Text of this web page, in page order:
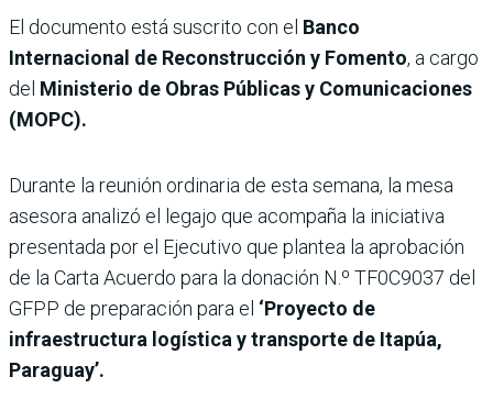
El documento está suscrito con el Banco
Internacional de Reconstrucción y Fomento, a cargo
del Ministerio de Obras Públicas y Comunicaciones
(MOPC).
Durante la reunión ordinaria de esta semana, la mesa
asesora analizó el legajo que acompaña la iniciativa
presentada por el Ejecutivo que plantea la aprobación
de la Carta Acuerdo para la donación N.º TF0C9037 del
GFPP de preparación para el ‘Proyecto de
infraestructura logística y transporte de Itapúa,
Paraguay’.